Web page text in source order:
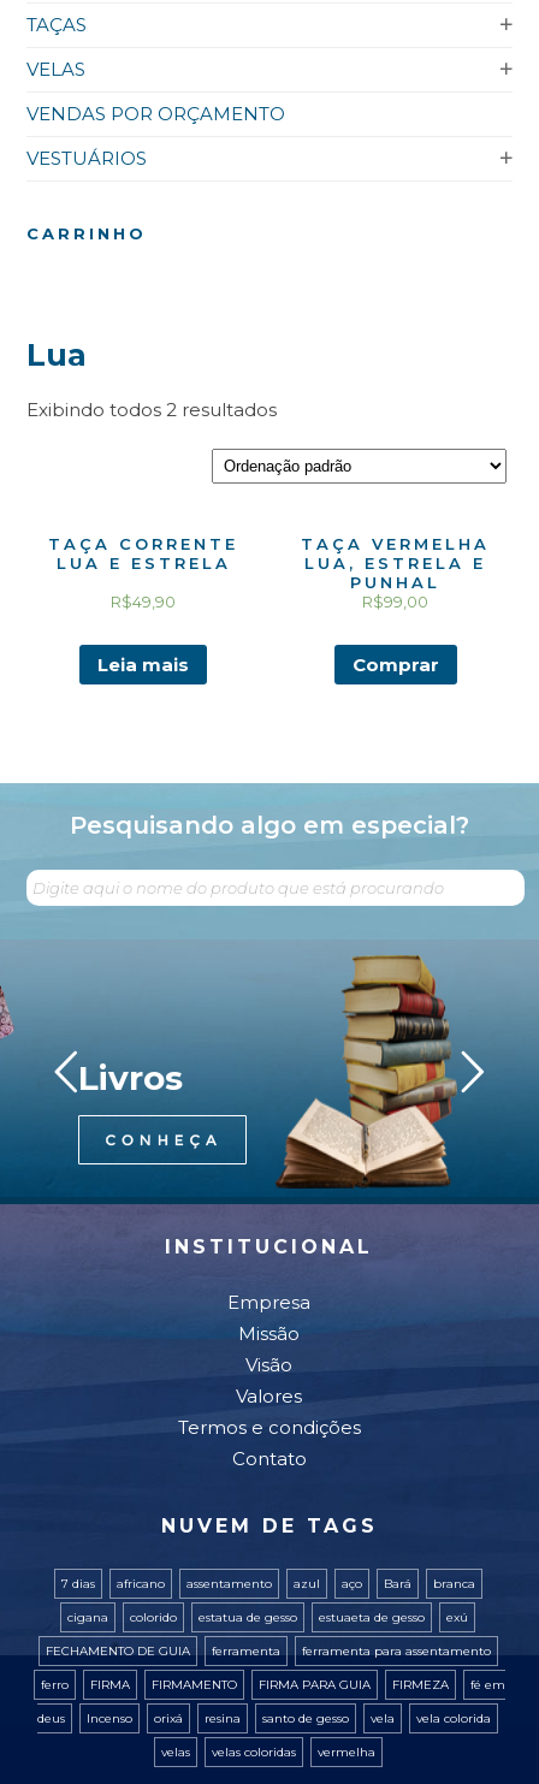
TAÇAS
VELAS
VENDAS POR ORÇAMENTO
VESTUÁRIOS
CARRINHO
Lua
Exibindo todos 2 resultados
TAÇA CORRENTE
LUA E ESTRELA
R$49,90
Leia mais
TAÇA VERMELHA
LUA, ESTRELA E
PUNHAL
R$99,00
Comprar
Pesquisando algo em especial?
Livros
INSTITUCIONAL
Empresa
Missão
Visão
Valores
Termos e condições
Contato
NUVEM DE TAGS
7 dias africano assentamento azul aço Bará branca
cigana colorido estatua de gesso estuaeta de gesso exú
FECHAMENTO DE GUIA ferramenta ferramenta para assentamento
ferro FIRMA FIRMAMENTO FIRMA PARA GUIA FIRMEZA fé em
deus Incenso orixá resina santo de gesso vela vela colorida
velas velas coloridas vermelha